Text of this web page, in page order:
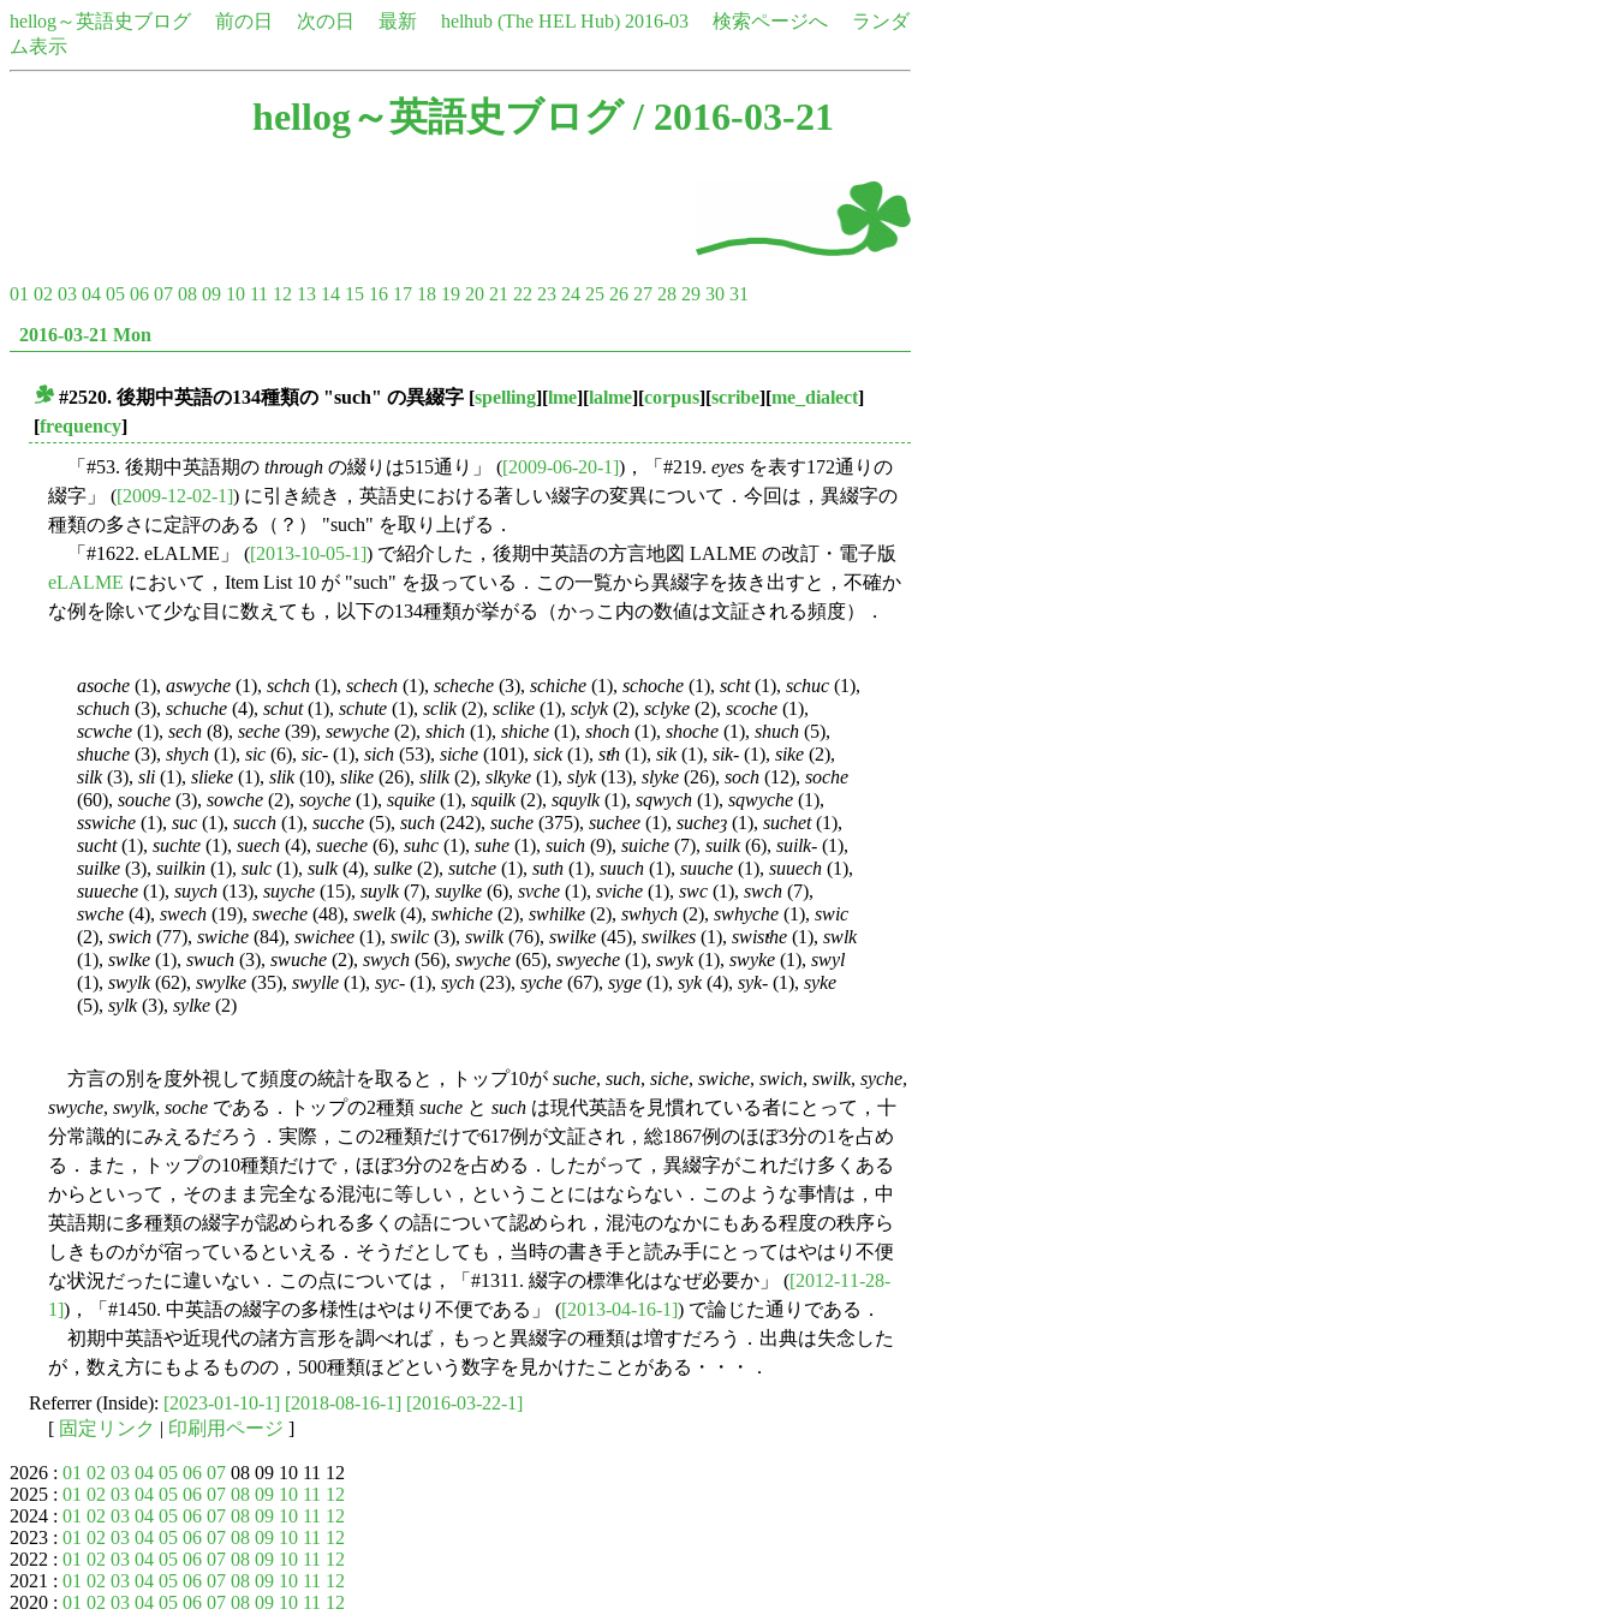
hellog～英語史ブログ 前の日 次の日 最新 helhub (The HEL Hub) 2016-03 検索ページへ
ランダ
ム表示
hellog～英語史ブログ/ 2016-03-21
01 02 03 04 05 06 07 08 09 10 11 12 13 14 15 16 17 18 19 20 21 22 23 24 25 26 27 28 29 30 31
2016-03-21 Mon
#2520. 後期中英語の134種類の "such" の異綴字 [spelling][lme][lalme][corpus][scribe][me_dialect]
[frequency]
「#53. 後期中英語期の through の綴りは515通り」 ([2009-06-20-1])，「#219. eyes を表す172通りの
綴字」 ([2009-12-02-1]) に引き続き，英語史における著しい綴字の変異について．今回は，異綴字の
種類の多さに定評のある（？） "such" を取り上げる．
「#1622. eLALME」 ([2013-10-05-1]) で紹介した，後期中英語の方言地図 LALME の改訂・電子版
eLALME において，Item List 10 が "such" を扱っている．この一覧から異綴字を抜き出すと，不確か
な例を除いて少な目に数えても，以下の134種類が挙がる（かっこ内の数値は文証される頻度）．
asoche (1), aswyche (1), schch (1), schech (1), scheche (3), schiche (1), schoche (1), scht(1), schuc (1),
schuch (3), schuche (4), schut(1), schute (1), sclik(2), sclike (1), sclyk(2), sclyke (2), scoche (1),
scwche (1), sech (8), seche (39), sewyche (2), shich (1), shiche (1), shoch (1), shoche (1), shuch (5),
shuche (3), shych (1), sic (6), sic- (1), sich (53), siche (101), sick(1), sɩͨh (1), sik(1), sik- (1), sike (2),
silk(3), sli (1), slieke (1), slik(10), slike (26), slilk(2), slkyke (1), slyk(13), slyke (26), soch (12), soche
(60), souche (3), sowche (2), soyche (1), squike (1), squilk(2), squylk(1), sqwych (1), sqwyche (1),
sswiche (1), suc (1), succh (1), sucche (5), such (242), suche (375), suchee (1), sucheȝ (1), suchet(1),
sucht(1), suchte (1), suech (4), sueche (6), suhc (1), suhe (1), suich (9), suiche (7), suilk(6), suilk- (1),
suilke (3), suilkin (1), sulc (1), sulk(4), sulke (2), sutche (1), suth (1), suuch (1), suuche (1), suuech (1),
suueche (1), suych (13), suyche (15), suylk(7), suylke (6), svche (1), sviche (1), swc (1), swch (7),
swche (4), swech (19), sweche (48), swelk(4), swhiche (2), swhilke (2), swhych (2), swhyche (1), swic
(2), swich (77), swiche (84), swichee (1), swilc (3), swilk(76), swilke (45), swilkes (1), swisɩͨhe (1), swlk
(1), swlke (1), swuch (3), swuche (2), swych (56), swyche (65), swyeche (1), swyk(1), swyke (1), swyl
(1), swylk(62), swylke (35), swylle (1), syc- (1), sych (23), syche (67), syge (1), syk(4), syk- (1), syke
(5), sylk(3), sylke (2)
方言の別を度外視して頻度の統計を取ると，トップ10が suche, such, siche, swiche, swich, swilk, syche,
swyche, swylk, soche である．トップの2種類 suche と such は現代英語を見慣れている者にとって，十
分常識的にみえるだろう．実際，この2種類だけで617例が文証され，総1867例のほぼ3分の1を占め
る．また，トップの10種類だけで，ほぼ3分の2を占める．したがって，異綴字がこれだけ多くある
からといって，そのまま完全なる混沌に等しい，ということにはならない．このような事情は，中
英語期に多種類の綴字が認められる多くの語について認められ，混沌のなかにもある程度の秩序ら
しきものがが宿っているといえる．そうだとしても，当時の書き手と読み手にとってはやはり不便
な状況だったに違いない．この点については，「#1311. 綴字の標準化はなぜ必要か」 ([2012-11-28-
1])，「#1450. 中英語の綴字の多様性はやはり不便である」 ([2013-04-16-1]) で論じた通りである．
初期中英語や近現代の諸方言形を調べれば，もっと異綴字の種類は増すだろう．出典は失念した
が，数え方にもよるものの，500種類ほどという数字を見かけたことがある・・・．
Referrer (Inside): [2023-01-10-1] [2018-08-16-1] [2016-03-22-1]
[ 固定リンク | 印刷用ページ ]
2026 : 01 02 03 04 05 06 07 08 09 10 11 12
2025 : 01 02 03 04 05 06 07 08 09 10 11 12
2024 : 01 02 03 04 05 06 07 08 09 10 11 12
2023 : 01 02 03 04 05 06 07 08 09 10 11 12
2022 : 01 02 03 04 05 06 07 08 09 10 11 12
2021 : 01 02 03 04 05 06 07 08 09 10 11 12
2020 : 01 02 03 04 05 06 07 08 09 10 11 12